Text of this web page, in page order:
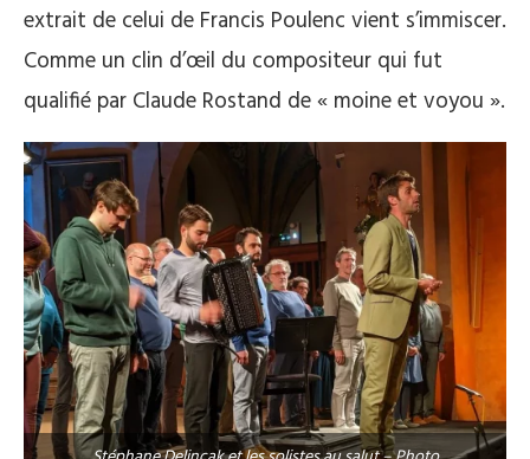
extrait de celui de Francis Poulenc vient s’immiscer.
Comme un clin d’œil du compositeur qui fut
qualifié par Claude Rostand de « moine et voyou ».